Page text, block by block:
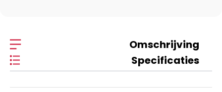
Omschrijving
Specificaties